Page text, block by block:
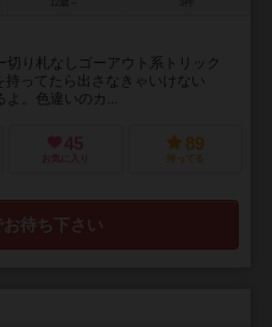
り札なしゴーアウト系トリック
持ってたら出さなきゃいけない
よ。色違いのカ...
45
お気に入り
89
持ってる
待ち下さい